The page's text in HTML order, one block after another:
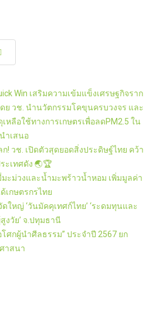
Win เสริมความเข้มแข็งเศรษฐกิจราก
ย วช. นำนวัตกรรมโคขุนครบวงจร และ
หลือใช้ทางการเกษตรเพื่อลดPM2.5 ใน
ำเสนอ
! วช. เปิดตัวสุดยอดสิ่งประดิษฐ์ไทย คว้า
ะเทศดัง 🌏🏆
ม่วงและน้ำมะพร้าวน้ำหอม เพิ่มมูลค่า
เกษตรกรไทย
หญ่ ‘วันมัคคุเทศก์ไทย’ ‘ระดมทุนและ
งวัย’ จ.ปทุมธานี
ศกผู้นำศีลธรรม” ประจำปี 2567 ยก
าสนา